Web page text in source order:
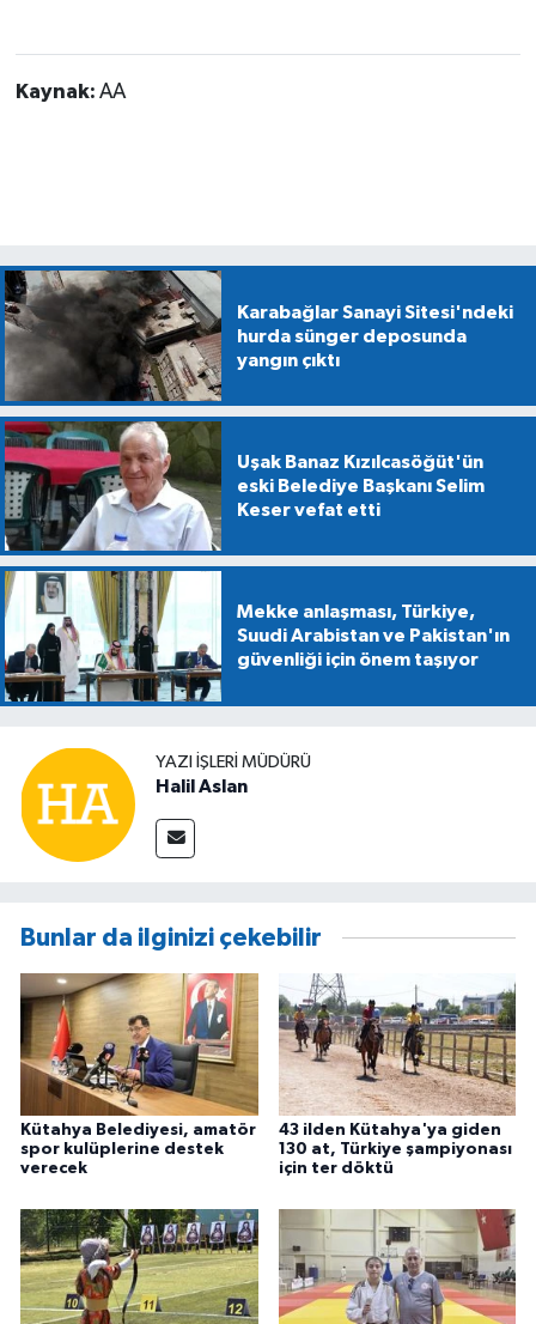
Kaynak: AA
Karabağlar Sanayi Sitesi'ndeki
hurda sünger deposunda
yangın çıktı
Uşak Banaz Kızılcasöğüt'ün
eski Belediye Başkanı Selim
Keser vefat etti
Mekke anlaşması, Türkiye,
Suudi Arabistan ve Pakistan'ın
güvenliği için önem taşıyor
YAZI İŞLERİ MÜDÜRÜ
Halil Aslan
Bunlar da ilginizi çekebilir
Kütahya Belediyesi, amatör
spor kulüplerine destek
verecek
43 ilden Kütahya'ya giden
130 at, Türkiye şampiyonası
için ter döktü